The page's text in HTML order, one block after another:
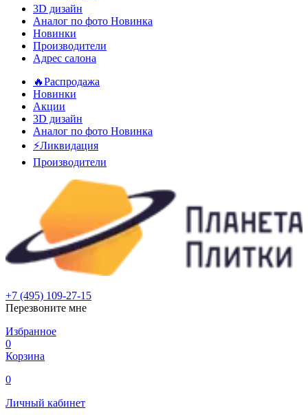
3D дизайн
Аналог по фото Новинка
Новинки
Производители
Адрес салона
🔥Распродажа
Новинки
Акции
3D дизайн
Аналог по фото Новинка
⚡Ликвидация
Производители
+7 (495) 109-27-15
Перезвоните мне
Избранное
0
Корзина
0
Личный кабинет